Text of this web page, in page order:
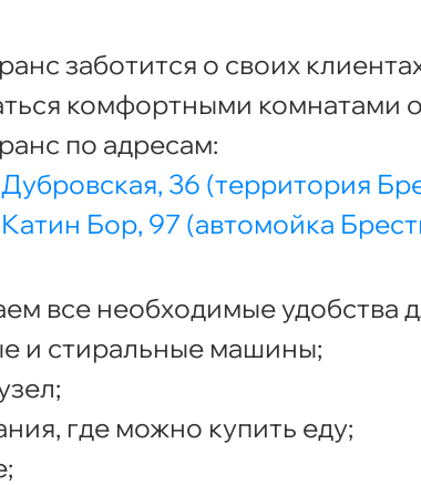
заботится о своих
комфортными комнатами
по адресам:
Дубровская, 36 (территория
Катин Бор, 97 (автомойка
все необходимые удобства
и стиральные машины;
где можно купить еду;